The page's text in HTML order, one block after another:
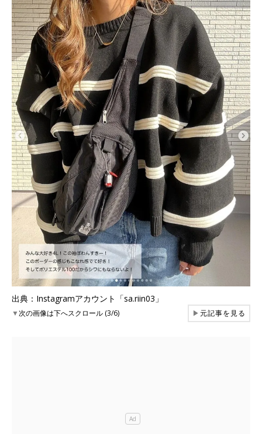
出典：Instagramアカウント「sa.riin03」
▼次の画像は下へスクロール (3/6) ▶元記事を見る